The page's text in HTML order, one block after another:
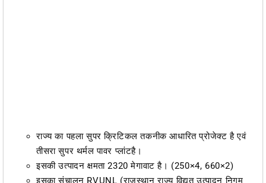
राज्य का पहला सुपर क्रिटिकल तकनीक आधारित प्रोजेक्ट है एवं
तीसरा सुपर थर्मल पावर प्लांटहै।
इसकी उत्पादन क्षमता 2320 मेगावाट है। (250×4, 660×2)
इसका संचालन RVUNL (राजस्थान राज्य विद्युत उत्पादन निगम